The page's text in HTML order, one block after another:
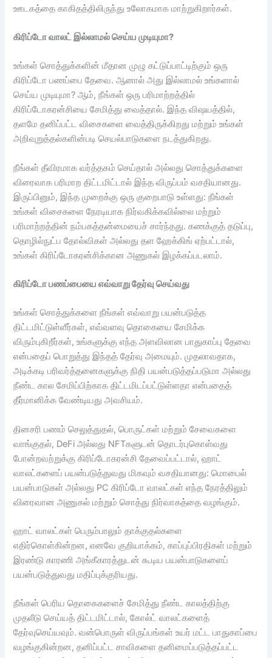
ஊடகத்தை காகிதத்திலிருந்து உலோகமாக மாற்றுகிறார்கள்.
கிரிப்டோ வாலட் இல்லாமல் செய்ய முடியுமா?
உங்கள் சொத்துக்களின் மீதான முழு கட்டுப்பாட்டிற்கும் ஒரு
கிரிப்டோ பணப்பை தேவை. ஆனால் அது இல்லாமல் உங்களால்
செய்ய முடியுமா? ஆம், நீங்கள் ஒரு பரிமாற்றத்தில்
கிரிப்டோகரன்சியை சேமித்து வைத்தால். இந்த விஷயத்தில்,
தளமே தனிப்பட்ட விசைகளை வைத்திருக்கிறது மற்றும் உங்கள்
அறிவுறுத்தல்களின்படி செயல்பாடுகளை நடத்துகிறது.
நீங்கள் தீவிரமாக வர்த்தகம் செய்தால் அல்லது சொத்துக்களை
விரைவாக பரிமாற திட்டமிட்டால் இந்த விருப்பம் வசதியானது.
இருப்பினும், இந்த முறைக்கு ஒரு குறைபாடு உள்ளது: நீங்கள்
உங்கள் விசைகளை நேரடியாக நிர்வகிக்கவில்லை மற்றும்
பரிமாற்றத்தின் நம்பகத்தன்மையைச் சார்ந்தது. கணக்குத் தடுப்பு,
தொழில்நுட்ப தோல்விகள் அல்லது தள ஹேக்கிங் ஏற்பட்டால்,
உங்கள் கிரிப்டோகரன்சிக்கான அணுகல் இழக்கப்படலாம்.
கிரிப்டோ பணப்பையை எவ்வாறு தேர்வு செய்வது
உங்கள் சொத்துக்களை நீங்கள் எவ்வாறு பயன்படுத்த
திட்டமிட்டுள்ளீர்கள், எவ்வளவு தொகையை சேமிக்க
விரும்புகிறீர்கள், உங்களுக்கு எந்த அளவிலான பாதுகாப்பு தேவை
என்பதைப் பொறுத்து இந்தத் தேர்வு அமையும். முதலாவதாக,
அடிக்கடி பரிவர்த்தனைகளுக்கு நிதி பயன்படுத்தப்படுமா அல்லது
நீண்ட கால சேமிப்பிற்காக திட்டமிடப்பட்டுள்ளதா என்பதைத்
தீர்மானிக்க வேண்டியது அவசியம்.
தினசரி பணம் செலுத்துதல், பொருட்கள் மற்றும் சேவைகளை
வாங்குதல், DeFi அல்லது NFTகளுடன் தொடர்புகொள்வது
போன்றவற்றுக்கு கிரிப்டோகரன்சி தேவைப்பட்டால், ஹாட்
வாலட்களைப் பயன்படுத்துவது மிகவும் வசதியானது: மொபைல்
பயன்பாடுகள் அல்லது PC கிரிப்டோ வாலட்கள் எந்த நேரத்திலும்
விரைவான அணுகல் மற்றும் சொத்து நிர்வாகத்தை வழங்கும்.
ஹாட் வாலட்கள் பெரும்பாலும் தாக்குதல்களை
எதிர்கொள்கின்றன, எனவே குறியாக்கம், காப்புப்பிரதிகள் மற்றும்
இரண்டு காரணி அங்கீகாரத்துடன் கூடிய பயன்பாடுகளைப்
பயன்படுத்துவது மதிப்புக்குரியது.
நீங்கள் பெரிய தொகைகளைச் சேமித்து நீண்ட காலத்திற்கு
முதலீடு செய்யத் திட்டமிட்டால், கோல்ட் வாலட்களைத்
தேர்வுசெய்யவும். வன்பொருள் விருப்பங்கள் உயர் மட்ட பாதுகாப்பை
வழங்குகின்றன, தனிப்பட்ட சாவிகளை தனிமைப்படுத்தப்பட்ட